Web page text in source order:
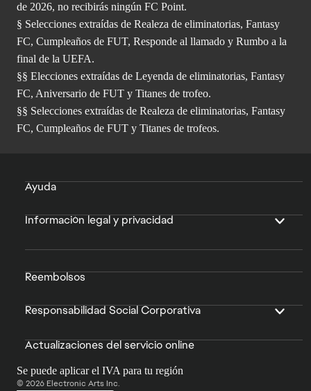
de 2026, no recibirás ningún FC Point.
§ Selecciones extraídas de Realeza de eliminatorias, Fantasy
FC, Cumpleaños de FUT, Responde al llamado y Rumbo a la
final de la UEFA.
§§ Elecciones extraídas de Leyenda de eliminatorias, Fantasy
FC, Aniversario de FUT y Titanes de trofeo.
§§ Selecciones extraídas de Realeza de eliminatorias, Fantasy
FC, Cumpleaños de FUT y Titanes de trofeos.
Ayuda
Información legal y privacidad
Reembolsos
Responsabilidad Social Corporativa
Actualizaciones del servicio online
Se puede aplicar el IVA para tu región
© 2026 Electronic Arts Inc.